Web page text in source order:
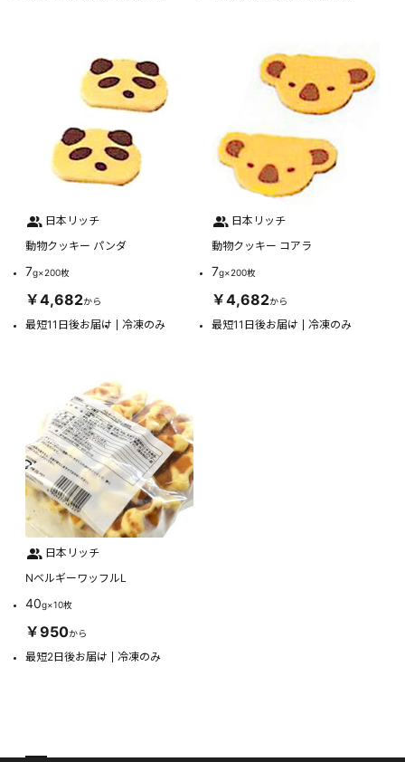
日本リッチ
動物クッキー パンダ
7g×200枚
￥4,682から
最短11日後お届け 冷凍のみ
日本リッチ
動物クッキー コアラ
7g×200枚
￥4,682から
最短11日後お届け 冷凍のみ
日本リッチ
NベルギーワッフルL
40g×10枚
￥950から
最短2日後お届け 冷凍のみ